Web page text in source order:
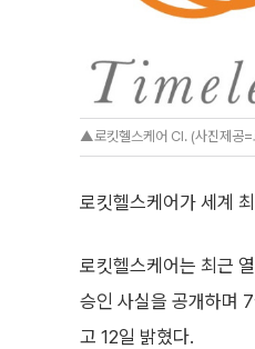
▲로킷헬스케어 CI. (사진제공=
로킷헬스케어가 세계
로킷헬스케어는 최근
승인 사실을 공개하며
고 12일 밝혔다.